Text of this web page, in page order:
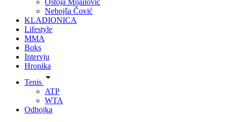
Ostoja Mijailović
Nebojša Čović
KLADIONICA
Lifestyle
MMA
Boks
Intervju
Hronika
Tenis
ATP
WTA
Odbojka